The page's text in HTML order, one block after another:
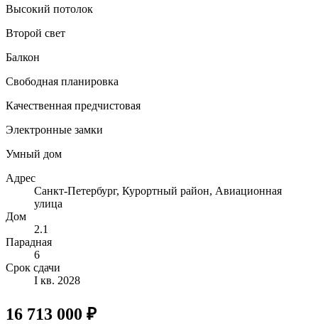
Высокий потолок
Второй свет
Балкон
Свободная планировка
Качественная предчистовая
Электронные замки
Умный дом
Адрес
Санкт-Петербург, Курортный район, Авиационная
улица
Дом
2.1
Парадная
6
Срок сдачи
I кв. 2028
16 713 000 ₽